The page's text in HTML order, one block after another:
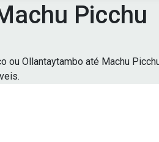
Picchu
Ollantaytambo até Machu